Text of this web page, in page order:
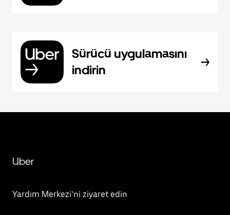
Sürücü uygulamasını
indirin
Uber
Yardım Merkezi’ni ziyaret edin